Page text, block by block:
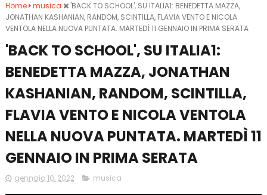
Home musica
'BACK TO SCHOOL', SU ITALIA1: BENEDETTA MAZZA,
JONATHAN KASHANIAN, RANDOM, SCINTILLA, FLAVIA VENTO E NICOLA
VENTOLA NELLA NUOVA PUNTATA. MARTEDÌ 11 GENNAIO IN PRIMA SERATA
'BACK TO SCHOOL', SU ITALIA1:
BENEDETTA MAZZA, JONATHAN
KASHANIAN, RANDOM, SCINTILLA,
FLAVIA VENTO E NICOLA VENTOLA
NELLA NUOVA PUNTATA. MARTEDÌ 11
GENNAIO IN PRIMA SERATA
gennaio 10, 2022 musica